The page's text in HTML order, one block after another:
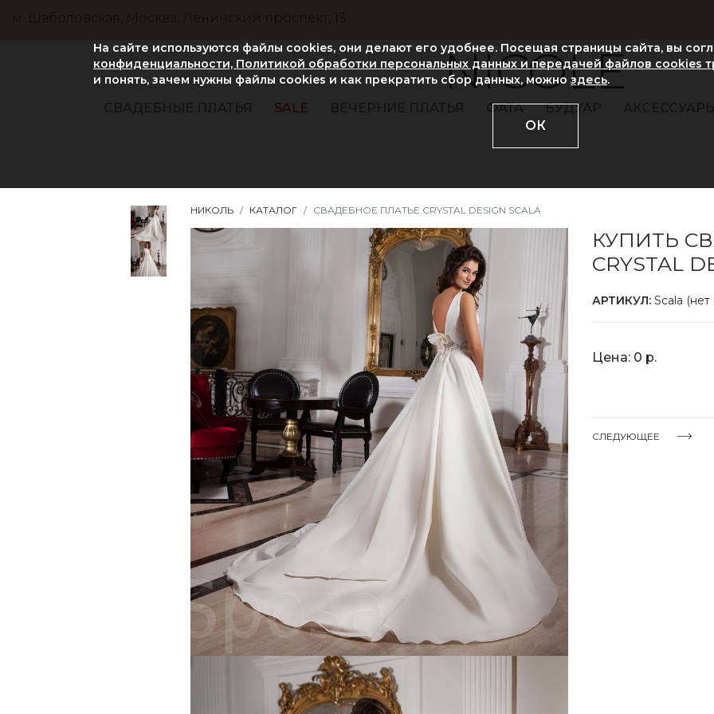
м. Шаболовская, Москва, Ленинский проспект, 13
NICOLE
СВАДЕБНЫЕ ПЛАТЬЯ SALE ВЕЧЕРНИЕ ПЛАТЬЯ ФАТА БУДУАР
НИКОЛЬ КАТАЛОГ СВАДЕБНОЕ ПЛАТЬЕ CRYSTAL DESIGN SCALA
КУПИТЬ
CRYSTAL
АРТИКУЛ: Scala (нет
Цена: 0 р.
СЛЕДУЮЩЕЕ
На сайте используются файлы cookies, они делают его удобнее. Посещая страницы сайта, вы
конфиденциальности, Политикой обработки персональных данных и передачей файлов cookies
и понять, зачем нужны файлы сookies и как прекратить сбор данных, можно здесь.
ОК